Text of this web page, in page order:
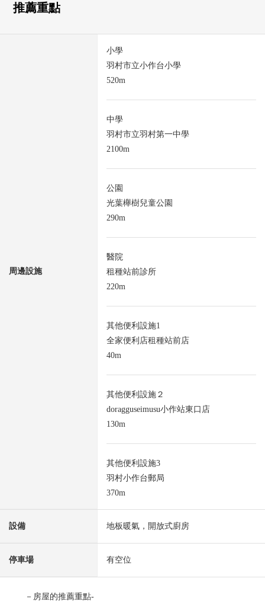
推薦重點
周邊設施
小學
羽村市立小作台小學
520m
中學
羽村市立羽村第一中學
2100m
公園
光葉櫸樹兒童公園
290m
醫院
租種站前診所
220m
其他便利設施1
全家便利店租種站前店
40m
其他便利設施２
doragguseimusu小作站東口店
130m
其他便利設施3
羽村小作台郵局
370m
設備 地板暖氣，開放式廚房
停車場 有空位
－房屋的推薦重點-